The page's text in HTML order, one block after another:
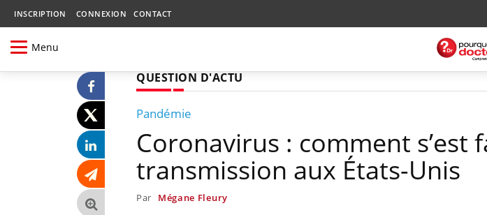
INSCRIPTION CONNEXION CONTACT
Menu
QUESTION D'ACTU
Pandémie
Coronavirus : comment s’est
transmission aux États-Unis
Par Mégane Fleury